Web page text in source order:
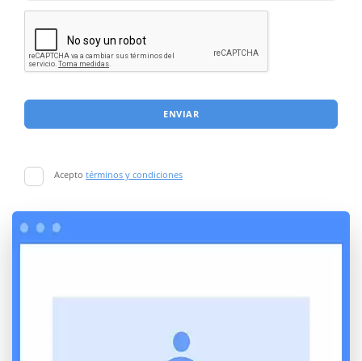
ENVIAR
Acepto términos y condiciones